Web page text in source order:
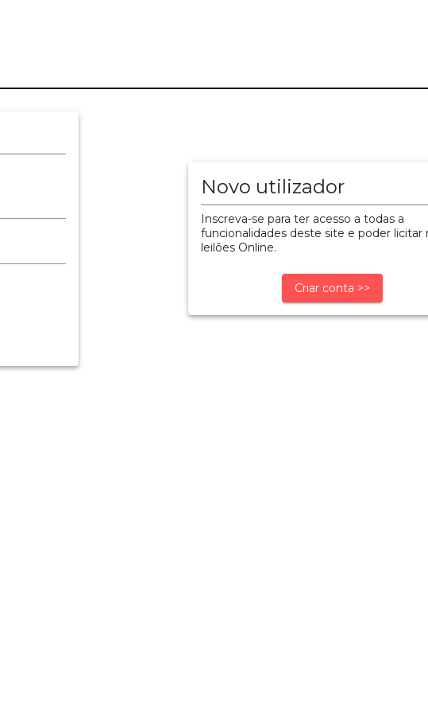
Novo utilizador
Inscreva-se para ter acesso a todas a
funcionalidades deste site e poder licitar
leilões Online.
Criar conta >>